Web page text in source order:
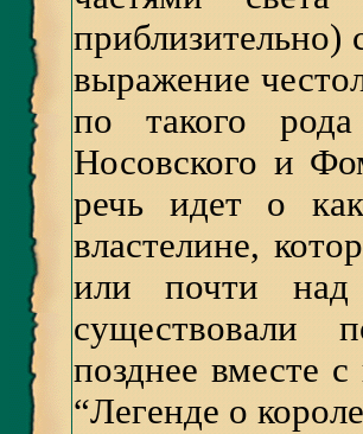
приблизительно)
выражение
по такого
Носовского и
речь идет о
властелине,
или почти
существовали
позднее вместе
“Легенде о